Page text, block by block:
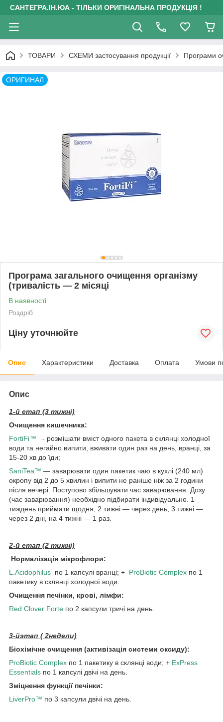
САНТЕГРА.ІН.ЮА - ТІЛЬКИ ОРИГІНАЛЬНА ПРОДУКЦІЯ !
ТОВАРИ СХЕМИ застосування продукції Програми
ОРИГИНАЛ
Програма загального очищення організму
(тривалість — 2 місяці
В наявності
Роздріб
Ціну уточнюйте
Опис Характеристики Доставка Оплата Умови
Опис
1-й етап (3 тижні)
Очищення кишечника:
FortiFi™
- розмішати вміст одного пакета в склянці холодної
води та негайно випити, вживати один раз на день, вранці, за
15-20 хв до їди;
SaniTea™ — заварювати один пакетик чаю в кухлі (240 мл)
окропу від 2 до 5 хвилин і випити не раніше ніж за 2 години
після вечері. Поступово збільшувати час заварювання. Дозу
(час заварювання) необхідно підбирати індивідуально. 1
тиждень приймати щодня, 2 тижні — через день, 3 тижні —
через 2 дні, на 4 тижні — 1 раз.
2-й етап (2 тижні)
Нормалізація мікрофлори:
L.Acidophilus по 1 капсулі вранці; + ProBiotic Complex по 1
пакетику в склянці холодної води.
Очищення печінки, крові, лімфи:
Red Clover Forte по 2 капсули тричі на день.
3-йэтап ( 2недели)
Біохімічне очищення (активізація системи оксиду):
ProBiotic Complex по 1 пакетику в склянці води; + ExPress
Essentials по 1 капсулі двічі на день.
Зміцнення функції печінки:
LiverPro™ по 3 капсули двічі на день.